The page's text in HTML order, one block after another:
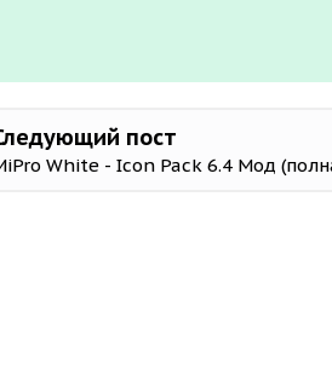
пост
White - Icon Pack 6.4 Мод